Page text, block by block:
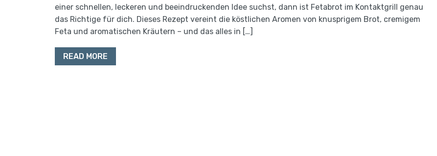
einer schnellen, leckeren und beeindruckenden Idee suchst, dann ist Fetabrot im Kontaktgrill genau
das Richtige für dich. Dieses Rezept vereint die köstlichen Aromen von knusprigem Brot, cremigem
Feta und aromatischen Kräutern – und das alles in […]
READ MORE